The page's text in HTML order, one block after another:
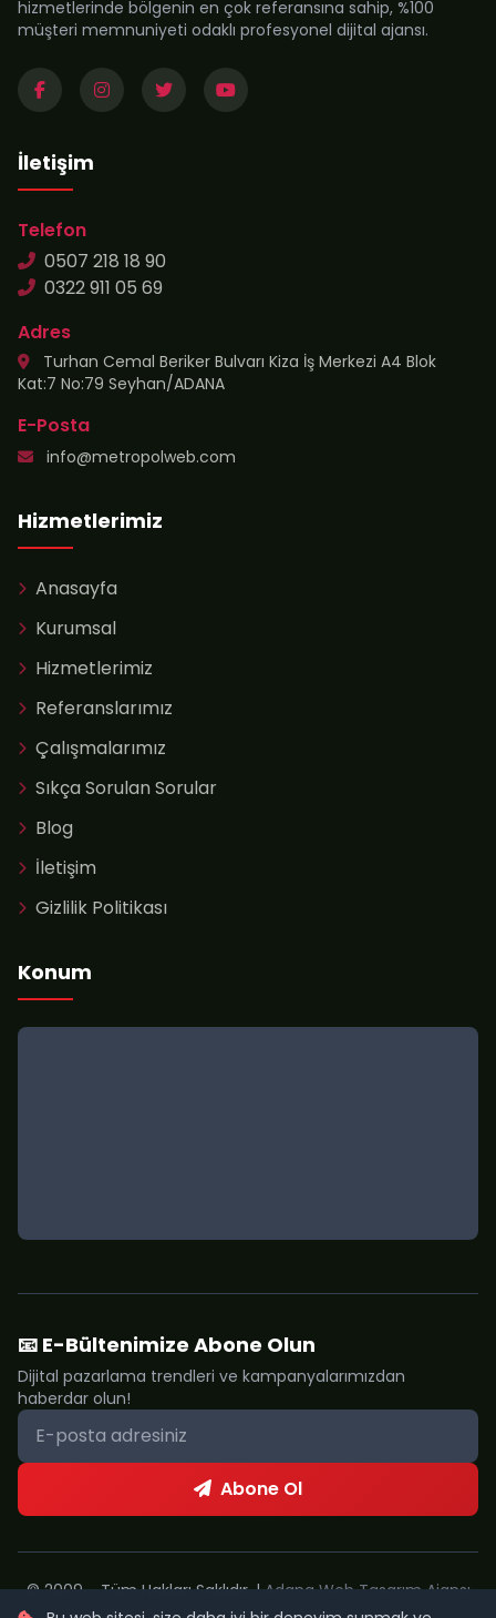
hizmetlerinde bölgenin en çok referansına sahip, %100
müşteri memnuniyeti odaklı profesyonel dijital ajansı.
İletişim
Telefon
0507 218 18 90
0322 911 05 69
Adres
Turhan Cemal Beriker Bulvarı Kiza İş Merkezi A4 Blok
Kat:7 No:79 Seyhan/ADANA
E-Posta
info@metropolweb.com
Hizmetlerimiz
Anasayfa
Kurumsal
Hizmetlerimiz
Referanslarımız
Çalışmalarımız
Sıkça Sorulan Sorular
Blog
İletişim
Gizlilik Politikası
Konum
📧 E-Bültenimize Abone Olun
Dijital pazarlama trendleri ve kampanyalarımızdan
haberdar olun!
Abone Ol
© 2009 - Tüm Hakları Saklıdır. |Adana Web Tasarım Ajansı